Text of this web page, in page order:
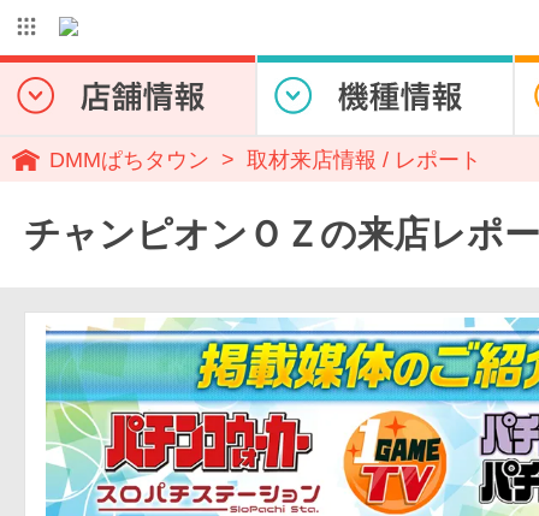
DMMぱちタウン 取材来店情報 / レポート
チャンピオンＯＺの来店レポ